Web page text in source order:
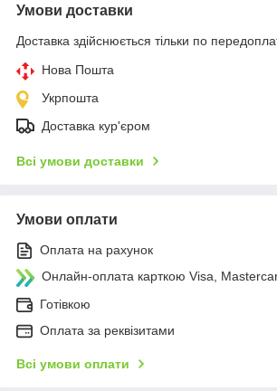
Умови доставки
Доставка здійснюється тільки по
Нова Пошта
Укрпошта
Доставка кур'єром
Всі умови доставки
Умови оплати
Оплата на рахунок
Онлайн-оплата карткою Visa,
Готівкою
Оплата за реквізитами
Всі умови оплати